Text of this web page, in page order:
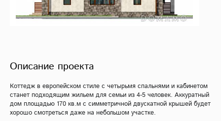
Описание проекта
Коттедж в европейском стиле с четырьмя спальнями и кабинетом
станет подходящим жильем для семьи из 4-5 человек. Аккуратный
дом площадью 170 кв.м с симметричной двускатной крышей будет
хорошо смотреться даже на небольшом участке.